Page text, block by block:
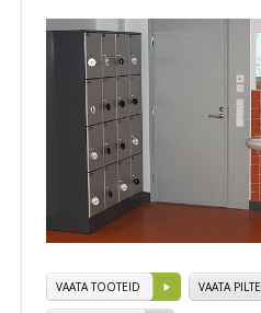
VAATA TOOTEID VAATA PILTE